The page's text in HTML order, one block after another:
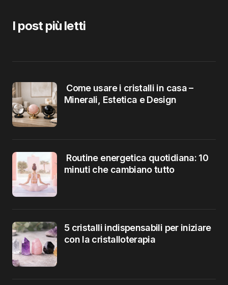
I post più letti
Come usare i cristalli in casa –
Minerali, Estetica e Design
Routine energetica quotidiana: 10
minuti che cambiano tutto
5 cristalli indispensabili per iniziare
con la cristalloterapia